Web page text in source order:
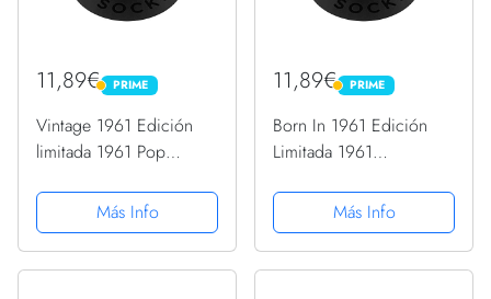
11,89€ PRIME
PRIME
Vintage 1961 Edición
limitada 1961 Pop
Cumpleaños PopSockets
PopGrip Intercambiable
Más Info
11,89€ PRIME
PRIME
Born In 1961 Edición
Limitada 1961
1961 PopSockets
PopGrip Intercambiable
Más Info